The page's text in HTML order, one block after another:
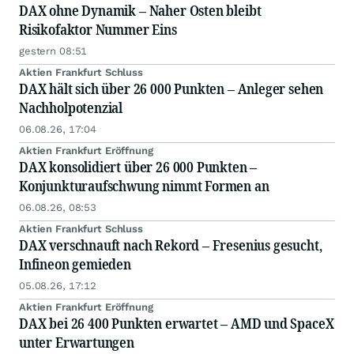
DAX ohne Dynamik – Naher Osten bleibt
Risikofaktor Nummer Eins
gestern 08:51
Aktien Frankfurt Schluss
DAX hält sich über 26 000 Punkten – Anleger sehen
Nachholpotenzial
06.08.26, 17:04
Aktien Frankfurt Eröffnung
DAX konsolidiert über 26 000 Punkten –
Konjunkturaufschwung nimmt Formen an
06.08.26, 08:53
Aktien Frankfurt Schluss
DAX verschnauft nach Rekord – Fresenius gesucht,
Infineon gemieden
05.08.26, 17:12
Aktien Frankfurt Eröffnung
DAX bei 26 400 Punkten erwartet – AMD und SpaceX
unter Erwartungen